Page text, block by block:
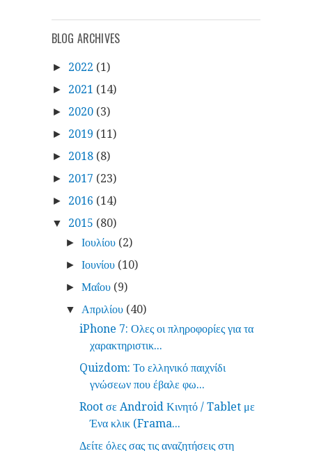
BLOG ARCHIVES
► 2022 (1)
► 2021 (14)
► 2020 (3)
► 2019 (11)
► 2018 (8)
► 2017 (23)
► 2016 (14)
▼ 2015 (80)
►Ιουλίου (2)
►Ιουνίου (10)
►Μαΐου (9)
▼ Απριλίου (40)
iPhone 7: Ολες οι πληροφορίες για τα
χαρακτηριστικ...
Quizdom: Το ελληνικό παιχνίδι
γνώσεων που έβαλε φω...
Root σε Android Κινητό / Tablet με
Ένα κλικ (Frama...
Δείτε όλες σας τις αναζητήσεις στη